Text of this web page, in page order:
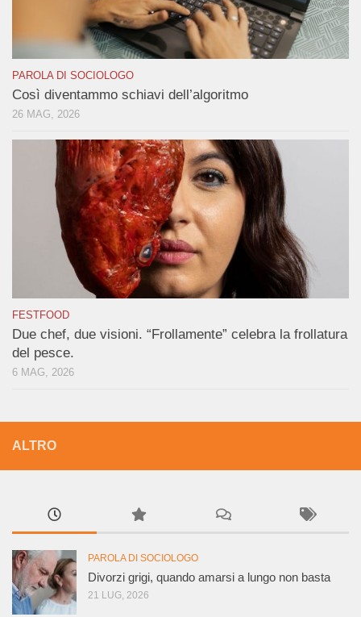
PAROLA DI SOCIOLOGO
Così diventammo schiavi dell’algoritmo
26 MAG, 2026
FESTFOOD
Due chef, due visioni. “Frollamente” celebra la frollatura
del pesce.
6 MAG, 2026
ALTRO
PAROLA DI SOCIOLOGO
Divorzi grigi, quando amarsi a lungo non basta
21 LUG, 2026